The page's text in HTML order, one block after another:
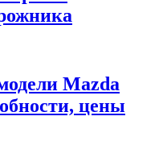
Mazda
цены